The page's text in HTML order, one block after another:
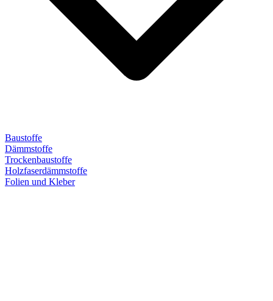
Baustoffe
Dämmstoffe
Trockenbaustoffe
Holzfaserdämmstoffe
Folien und Kleber